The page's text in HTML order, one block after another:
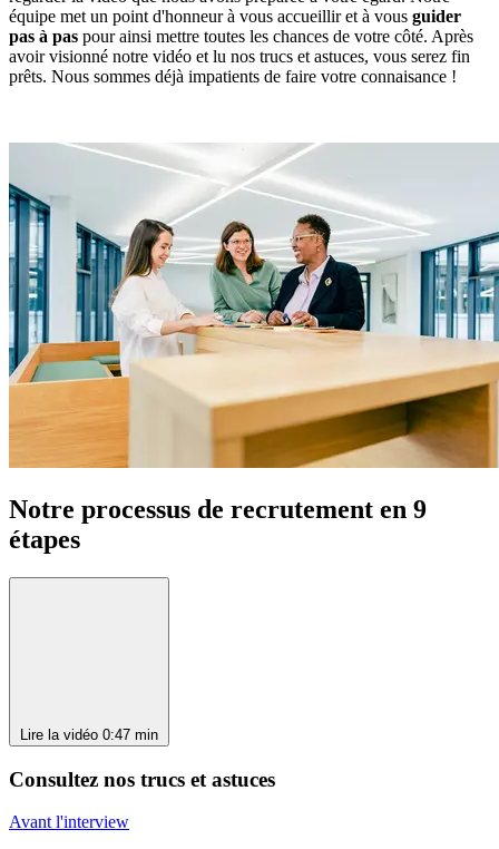
équipe met un point d'honneur à vous accueillir et à vous guider
pas à pas pour ainsi mettre toutes les chances de votre côté. Après
avoir visionné notre vidéo et lu nos trucs et astuces, vous serez fin
prêts. Nous sommes déjà impatients de faire votre connaisance !
Notre processus de recrutement en 9
étapes
Lire la vidéo 0:47 min
Consultez nos trucs et astuces
Avant l'interview